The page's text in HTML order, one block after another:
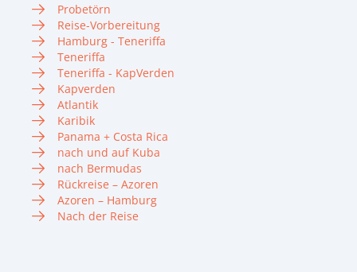
Probetörn
Reise-Vorbereitung
Hamburg - Teneriffa
Teneriffa
Teneriffa - KapVerden
Kapverden
Atlantik
Karibik
Panama + Costa Rica
nach und auf Kuba
nach Bermudas
Rückreise – Azoren
Azoren – Hamburg
Nach der Reise